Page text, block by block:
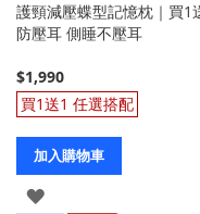
護頸減壓蝶型記憶枕｜買1
防壓耳 側睡不壓耳
$1,990
買1送1 任選搭配
加入購物車
登